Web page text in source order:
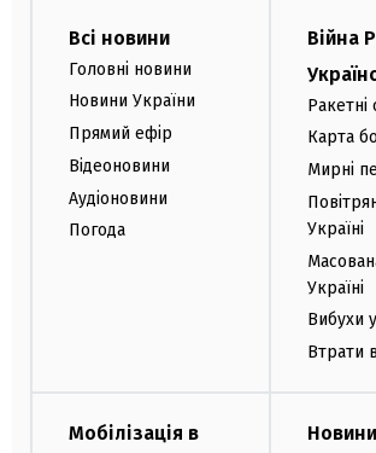
Всі новини
Головні новини
Новини України
Прямий ефір
Відеоновини
Аудіоновини
Погода
Війна
Ракетні
Карта
Мирні
Україні
Україні
Вибухи
Втрати
Мобілізація в